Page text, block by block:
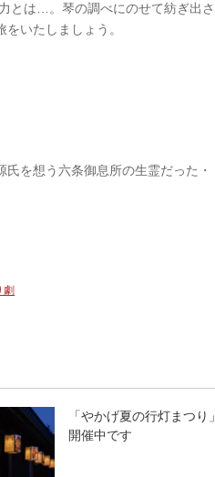
とは…。琴の調べにのせて紡ぎ出さ
いたしましょう。
を想う六条御息所の生霊だった・
劇
「やかげ夏の行灯まつり
開催中です